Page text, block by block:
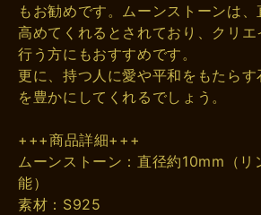
もお勧めです。ムーンストーンは
高めてくれるとされており、クリエ
行う方にもおすすめです。
更に、持つ人に愛や平和をもたら
を豊かにしてくれるでしょう。
+++商品詳細+++
ムーンストーン：直径約10mm（リ
能）
素材：S925